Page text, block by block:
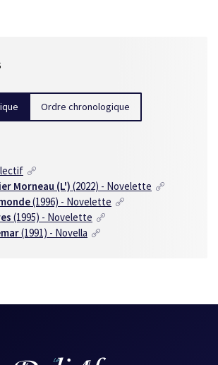
Ordre chronologique
Morneau (L') (2022) - Novelette
(1996) - Novelette
(1995) - Novelette
(1991) - Novella